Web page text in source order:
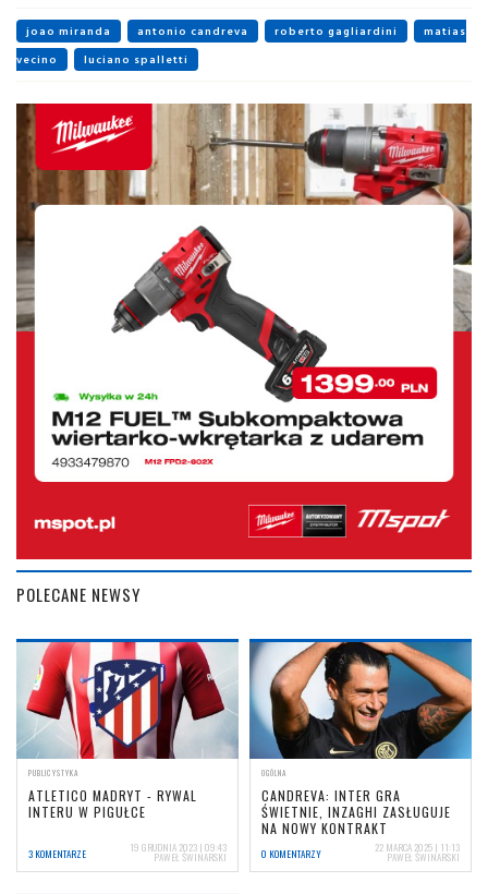
joao miranda antonio candreva roberto gagliardini
matias
vecino
luciano spalletti
POLECANE NEWSY
PUBLICYSTYKA
ATLETICO MADRYT - RYWAL
INTERU W PIGUŁCE
3 KOMENTARZE 19 GRUDNIA 2023 | 09:43
PAWEŁ ŚWINARSKI
OGÓLNA
CANDREVA: INTER GRA
ŚWIETNIE, INZAGHI ZASŁUGUJE
NA NOWY KONTRAKT
0 KOMENTARZY 22 MARCA 2025 | 11:13
PAWEŁ ŚWINARSKI